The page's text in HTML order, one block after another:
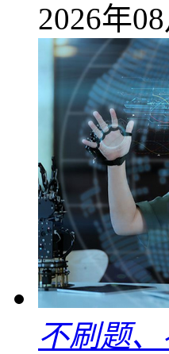
2026年
不刷题